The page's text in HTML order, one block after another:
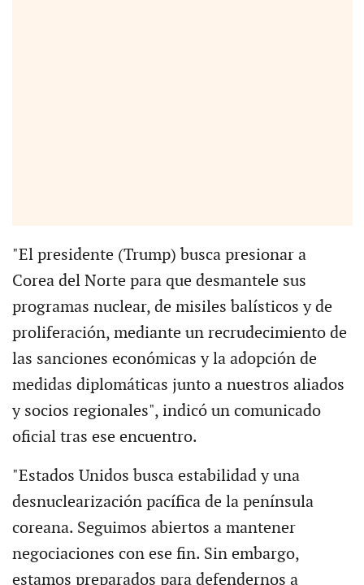
"El presidente (Trump) busca presionar a
Corea del Norte para que desmantele sus
programas nuclear, de misiles balísticos y de
proliferación, mediante un recrudecimiento de
las sanciones económicas y la adopción de
medidas diplomáticas junto a nuestros aliados
y socios regionales", indicó un comunicado
oficial tras ese encuentro.
"Estados Unidos busca estabilidad y una
desnuclearización pacífica de la península
coreana. Seguimos abiertos a mantener
negociaciones con ese fin. Sin embargo,
estamos preparados para defendernos a